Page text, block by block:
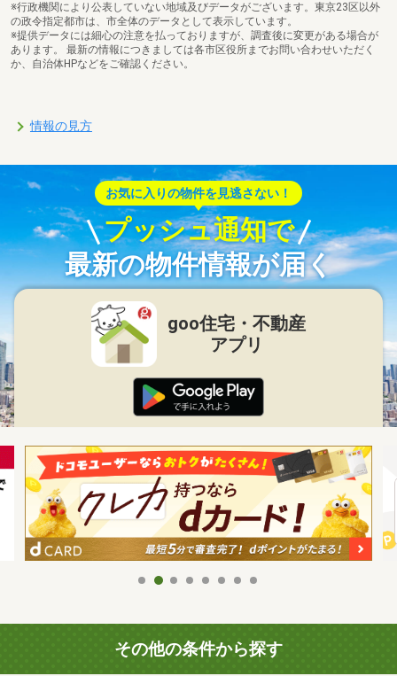
※行政機関により公表していない地域及びデータがございます。東京23区以外
の政令指定都市は、市全体のデータとして表示しています。
※提供データには細心の注意を払っておりますが、調査後に変更がある場合が
あります。 最新の情報につきましては各市区役所までお問い合わせいただく
か、自治体HPなどをご確認ください。
情報の見方
お気に入りの物件を見逃さない！
プッシュ通知で
最新の物件情報が届く
goo住宅・不動産
アプリ
その他の条件から探す